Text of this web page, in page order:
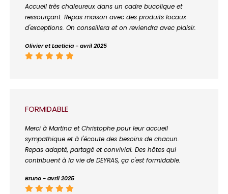
Accueil très chaleureux dans un cadre bucolique et
ressourçant. Repas maison avec des produits locaux
d'exceptions. On conseillera et on reviendra avec plaisir.
Olivier et Laeticia - avril 2025
FORMIDABLE
Merci à Martina et Christophe pour leur accueil
sympathique et à l'écoute des besoins de chacun.
Repas adapté, partagé et convivial. Des hôtes qui
contribuent à la vie de DEYRAS, ça c'est formidable.
Bruno - avril 2025